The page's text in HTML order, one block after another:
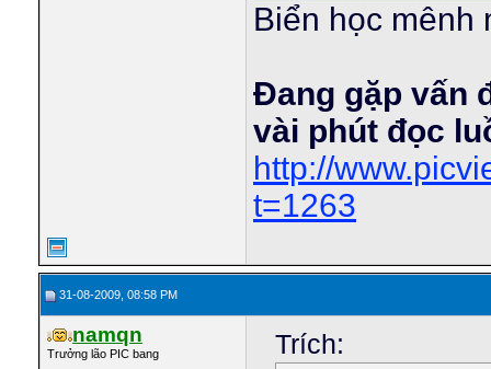
Biển học mênh
Đang gặp vấn
vài phút đọc
http://
t=1263
31-08-2009, 08:58 PM
namqn
Trưởng lão PIC bang
Trích: